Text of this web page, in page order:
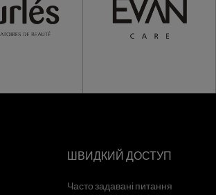
ШВИДКИЙ ДОСТУП
Часто задавані питання